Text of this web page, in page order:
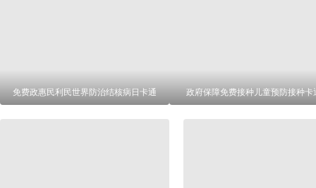
免费政惠民利民世界防治结核病日卡通 政府保障免费接种儿童预防接种卡